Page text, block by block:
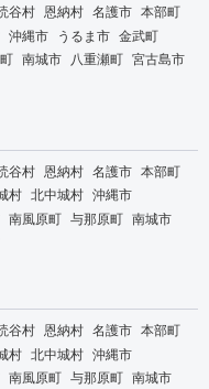
谷村 恩納村 名護市 本部町
沖縄市 うるま市 金武町
南城市 八重瀬町 宮古島市
谷村 恩納村 名護市 本部町
村 北中城村 沖縄市
南風原町 与那原町 南城市
谷村 恩納村 名護市 本部町
村 北中城村 沖縄市
南風原町 与那原町 南城市